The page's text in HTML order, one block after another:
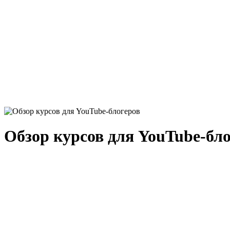
Обзор курсов для YouTube-